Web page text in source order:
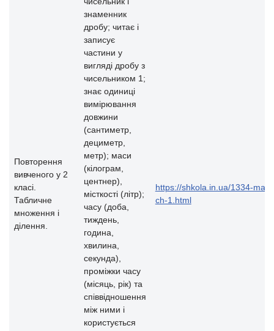
Повторення
вивченого у 2
класі.
Табличне
множення і
ділення.
знаменник
дробу; читає і
записує
частини у
вигляді дробу з
чисельником 1;
знає одиниці
вимірювання
довжини
(сантиметр,
дециметр,
метр); маси
(кілограм,
центнер),
місткості (літр);
часу (доба,
тиждень,
година,
хвилина,
секунда),
проміжки часу
(місяць, рік) та
співвідношення
між ними і
користується
https://shkola.in.ua/1334-
ch-1.html